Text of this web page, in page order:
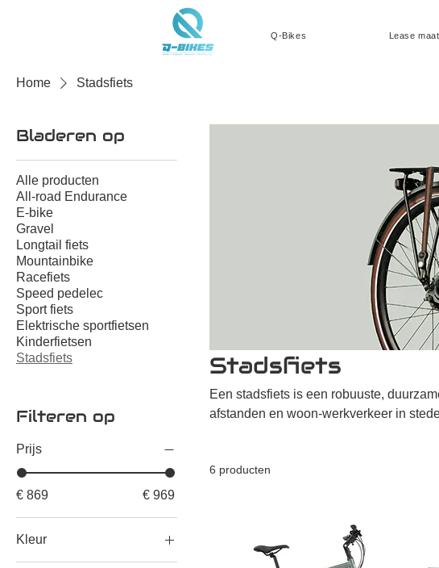
Q-Bikes Lease
Home Stadsfiets
Bladeren op
Alle producten
All-road Endurance
E-bike
Gravel
Longtail fiets
Mountainbike
Racefiets
Speed pedelec
Sport fiets
Elektrische sportfietsen
Kinderfietsen
Stadsfiets
Filteren op
Prijs
€ 869 € 969
Kleur
Stadsfiets
Een stadsfiets is een robuuste,
afstanden en woon-werkverkeer in
6 producten